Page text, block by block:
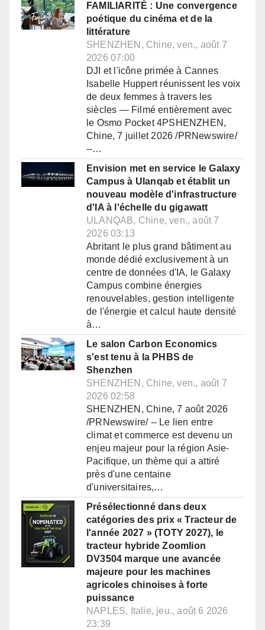
FAMILIARITÉ : Une convergence
poétique du cinéma et de la
littérature
SHENZHEN, Chine, ven., août 7
2026 07:00
DJI et l'icône primée à Cannes
Isabelle Huppert réunissent les voix
de deux femmes à travers les
siècles — Filmé entièrement avec
le Osmo Pocket 4PSHENZHEN,
Chine, 7 juillet 2026 /PRNewswire/
--…
Envision met en service le Galaxy
Campus à Ulanqab et établit un
nouveau modèle d'infrastructure
d'IA à l'échelle du gigawatt
ULANQAB, Chine, ven., août 7
2026 03:13
Abritant le plus grand bâtiment au
monde dédié exclusivement à un
centre de données d'IA, le Galaxy
Campus combine énergies
renouvelables, gestion intelligente
de l'énergie et calcul haute densité
à…
Le salon Carbon Economics
s'est tenu à la PHBS de
Shenzhen
SHENZHEN, Chine, ven., août 7
2026 02:58
SHENZHEN, Chine, 7 août 2026
/PRNewswire/ -- Le lien entre
climat et commerce est devenu un
enjeu majeur pour la région Asie-
Pacifique, un thème qui a attiré
près d'une centaine
d'universitaires,…
Présélectionné dans deux
catégories des prix « Tracteur de
l'année 2027 » (TOTY 2027), le
tracteur hybride Zoomlion
DV3504 marque une avancée
majeure pour les machines
agricoles chinoises à forte
puissance
NAPLES, Italie, jeu., août 6 2026
23:39